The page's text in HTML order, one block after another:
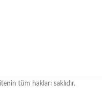
tüm hakları saklıdır.
use up and down arrows to